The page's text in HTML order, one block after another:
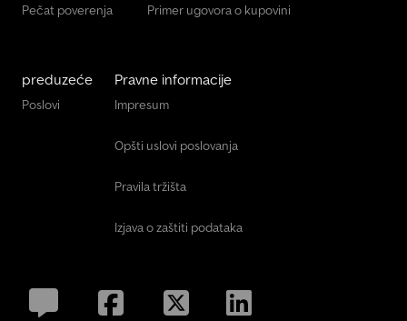
Pečat poverenja Primer ugovora o kupovini
preduzeće
Poslovi
Pravne informacije
Impresum
Opšti uslovi poslovanja
Pravila tržišta
Izjava o zaštiti podataka